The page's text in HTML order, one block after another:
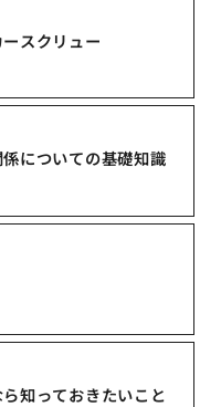
スクリュー
についての基礎知識
知っておきたいこと